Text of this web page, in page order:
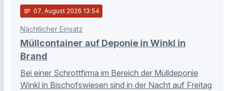
notes 07. August 2026 13:54
Nächtlicher Einsatz
Müllcontainer auf Deponie in Winkl in
Brand
Bei einer Schrottfirma im Bereich der Mülldeponie
Winkl in Bischofswiesen sind in der Nacht auf Freitag